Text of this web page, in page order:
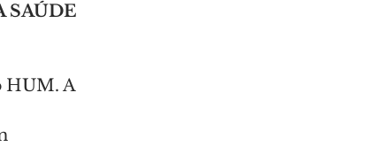
SAÚDE
HUM. A